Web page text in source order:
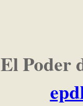
El Poder